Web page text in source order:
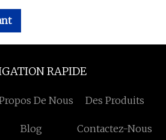
RAPIDE
De Nous Des Produits
Blog Contactez-Nous